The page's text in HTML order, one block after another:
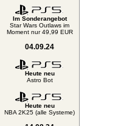
Im Sonderangebot
Star Wars Outlaws im
Moment nur 49,99 EUR
04.09.24
Heute neu
Astro Bot
Heute neu
NBA 2K25 (alle Systeme)